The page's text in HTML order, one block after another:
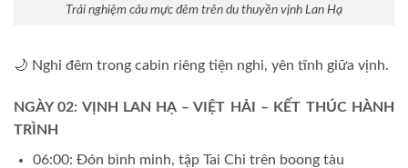
Trải nghiệm câu mực đêm trên du thuyền vịnh Lan Hạ
🌙 Nghỉ đêm trong cabin riêng tiện nghi, yên tĩnh giữa vịnh.
NGÀY 02: VỊNH LAN HẠ – VIỆT HẢI – KẾT THÚC HÀNH
TRÌNH
06:00: Đón bình minh, tập Tai Chi trên boong tàu